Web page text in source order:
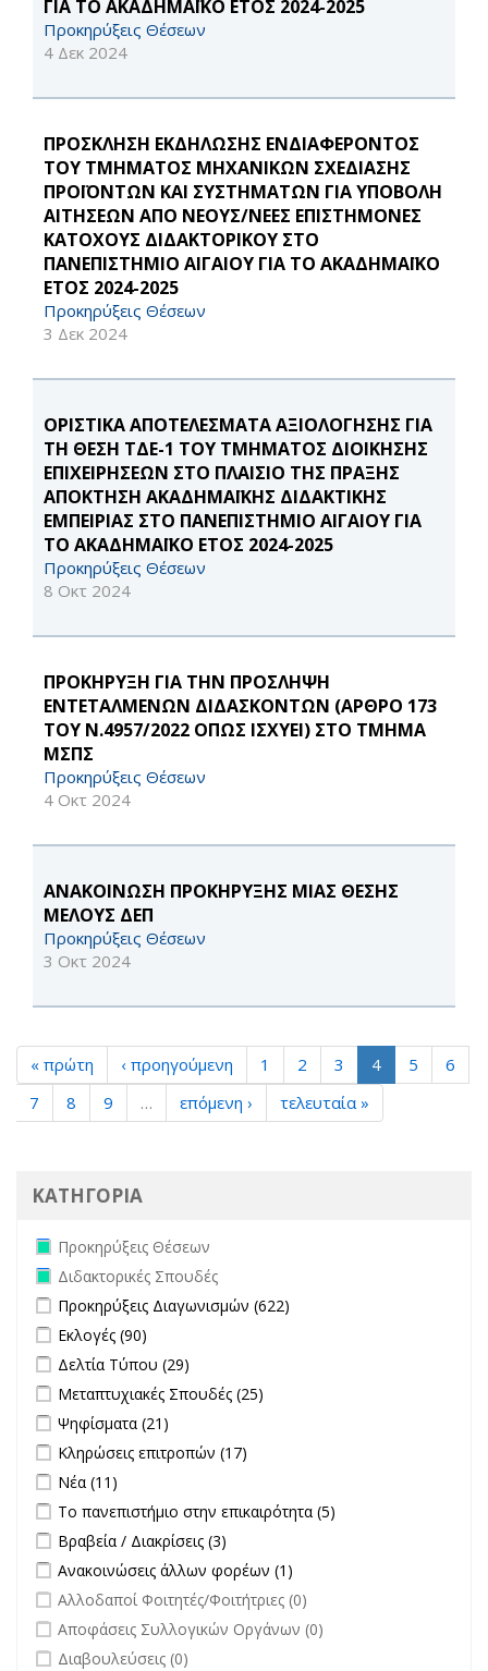
ΓΙΑ ΤΟ ΑΚΑΔΗΜΑΪΚΟ ΕΤΟΣ 2024-2025
Προκηρύξεις Θέσεων
4 Δεκ 2024
ΠΡΟΣΚΛΗΣΗ ΕΚΔΗΛΩΣΗΣ ΕΝΔΙΑΦΕΡΟΝΤΟΣ
ΤΟΥ ΤΜΗΜΑΤΟΣ ΜΗΧΑΝΙΚΩΝ ΣΧΕΔΙΑΣΗΣ
ΠΡΟΪΟΝΤΩΝ ΚΑΙ ΣΥΣΤΗΜΑΤΩΝ ΓΙΑ ΥΠΟΒΟΛΗ
ΑΙΤΗΣΕΩΝ ΑΠΟ ΝΕΟΥΣ/ΝΕΕΣ ΕΠΙΣΤΗΜΟΝΕΣ
ΚΑΤΟΧΟΥΣ ΔΙΔΑΚΤΟΡΙΚΟΥ ΣΤΟ
ΠΑΝΕΠΙΣΤΗΜΙΟ ΑΙΓΑΙΟΥ ΓΙΑ ΤΟ ΑΚΑΔΗΜΑΪΚΟ
ΕΤΟΣ 2024-2025
Προκηρύξεις Θέσεων
3 Δεκ 2024
ΟΡΙΣΤΙΚΑ ΑΠΟΤΕΛΕΣΜΑΤΑ ΑΞΙΟΛΟΓΗΣΗΣ ΓΙΑ
ΤΗ ΘΕΣΗ ΤΔΕ-1 ΤΟΥ ΤΜΗΜΑΤΟΣ ΔΙΟΙΚΗΣΗΣ
ΕΠΙΧΕΙΡΗΣΕΩΝ ΣΤΟ ΠΛΑΙΣΙΟ ΤΗΣ ΠΡΑΞΗΣ
ΑΠΟΚΤΗΣΗ ΑΚΑΔΗΜΑΪΚΗΣ ΔΙΔΑΚΤΙΚΗΣ
ΕΜΠΕΙΡΙΑΣ ΣΤΟ ΠΑΝΕΠΙΣΤΗΜΙΟ ΑΙΓΑΙΟΥ ΓΙΑ
ΤΟ ΑΚΑΔΗΜΑΪΚΟ ΕΤΟΣ 2024-2025
Προκηρύξεις Θέσεων
8 Οκτ 2024
ΠΡΟΚΗΡΥΞΗ ΓΙΑ ΤΗΝ ΠΡΟΣΛΗΨΗ
ΕΝΤΕΤΑΛΜΕΝΩΝ ΔΙΔΑΣΚΟΝΤΩΝ (ΑΡΘΡΟ 173
ΤΟΥ Ν.4957/2022 ΟΠΩΣ ΙΣΧΥΕΙ) ΣΤΟ ΤΜΗΜΑ
ΜΣΠΣ
Προκηρύξεις Θέσεων
4 Οκτ 2024
ΑΝΑΚΟΙΝΩΣΗ ΠΡΟΚΗΡΥΞΗΣ ΜΙΑΣ ΘΕΣΗΣ
ΜΕΛΟΥΣ ΔΕΠ
Προκηρύξεις Θέσεων
3 Οκτ 2024
« πρώτη ‹ προηγούμενη 1 2 3 4 5
6
7
8 9 … επόμενη › τελευταία »
ΚΑΤΗΓΟΡΙΑ
Remove Προκηρύξεις Θέσεων filter
Προκηρύξεις Θέσεων
Remove Διδακτορικές Σπουδές filter
Διδακτορικές Σπουδές
Apply Προκηρύξεις Διαγωνισμών filter
Προκηρύξεις Διαγωνισμών (622)
Apply Εκλογές filter
Εκλογές (90)
Apply Δελτία Τύπου filter
Δελτία Τύπου (29)
Apply Μεταπτυχιακές Σπουδές filter
Μεταπτυχιακές Σπουδές (25)
Apply Ψηφίσματα filter
Ψηφίσματα (21)
Apply Κληρώσεις επιτροπών filter
Κληρώσεις επιτροπών (17)
Apply Νέα filter
Νέα (11)
Apply Το πανεπιστήμιο στην επικαιρότητα filter
Το πανεπιστήμιο στην επικαιρότητα (5)
Apply Βραβεία / Διακρίσεις filter
Βραβεία / Διακρίσεις (3)
Apply Ανακοινώσεις άλλων φορέων filter
Ανακοινώσεις άλλων φορέων (1)
undefined
Αλλοδαποί Φοιτητές/Φοιτήτριες (0)
undefined
Αποφάσεις Συλλογικών Οργάνων (0)
undefined
Διαβουλεύσεις (0)